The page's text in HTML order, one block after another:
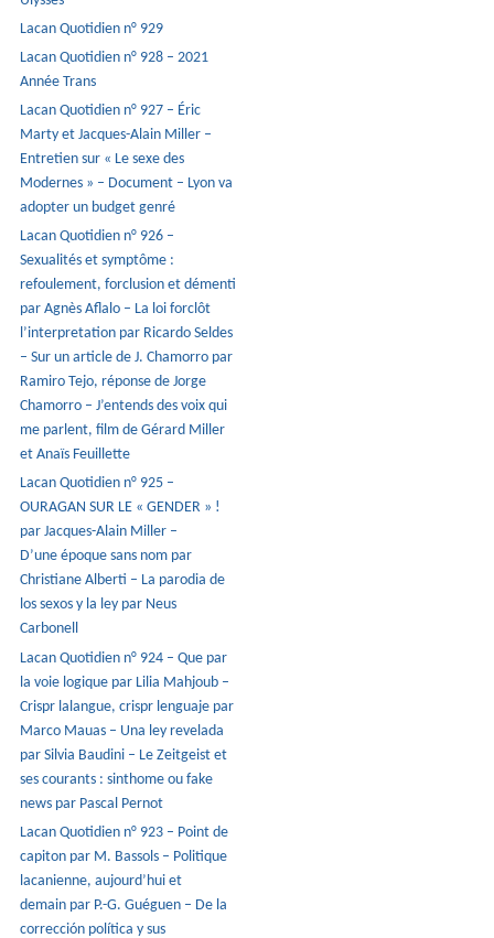
Lacan Quotidien n° 929
Lacan Quotidien n° 928 – 2021
Année Trans
Lacan Quotidien n° 927 – Éric
Marty et Jacques-Alain Miller –
Entretien sur « Le sexe des
Modernes » – Document – Lyon va
adopter un budget genré
Lacan Quotidien n° 926 –
Sexualités et symptôme :
refoulement, forclusion et démenti
par Agnès Aflalo – La loi forclôt
l’interpretation par Ricardo Seldes
– Sur un article de J. Chamorro par
Ramiro Tejo, réponse de Jorge
Chamorro – J’entends des voix qui
me parlent, film de Gérard Miller
et Anaïs Feuillette
Lacan Quotidien n° 925 –
OURAGAN SUR LE « GENDER » !
par Jacques-Alain Miller –
D’une époque sans nom par
Christiane Alberti – La parodia de
los sexos y la ley par Neus
Carbonell
Lacan Quotidien n° 924 – Que par
la voie logique par Lilia Mahjoub –
Crispr lalangue, crispr lenguaje par
Marco Mauas – Una ley revelada
par Silvia Baudini – Le Zeitgeist et
ses courants : sinthome ou fake
news par Pascal Pernot
Lacan Quotidien n° 923 – Point de
capiton par M. Bassols – Politique
lacanienne, aujourd’hui et
demain par P.-G. Guéguen – De la
corrección política y sus